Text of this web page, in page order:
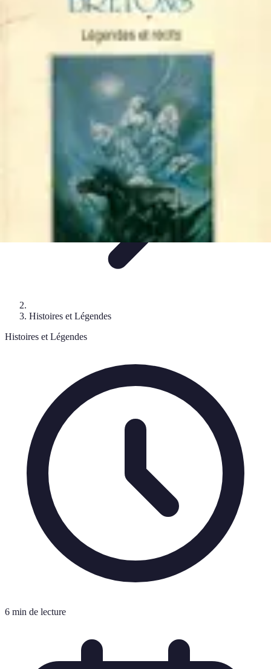
Citrouilles et Fantômes
Décorations Halloween
Cuisine et Santé
DIY & Décoration
Histoires et Légendes
Histoires et Légendes
6 min de lecture